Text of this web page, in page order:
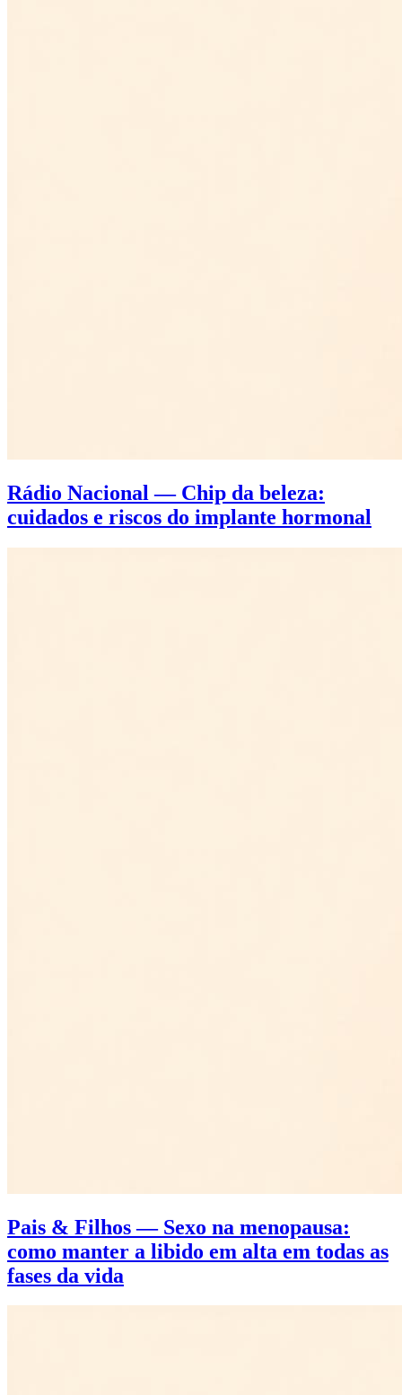
Rádio Nacional — Chip da beleza:
cuidados e riscos do implante hormonal
Pais & Filhos — Sexo na menopausa:
como manter a libido em alta em todas as
fases da vida